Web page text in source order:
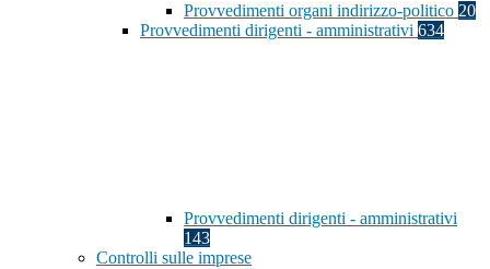
Provvedimenti organi indirizzo-politico 20
Provvedimenti dirigenti - amministrativi 634
Provvedimenti dirigenti - amministrativi
143
Controlli sulle imprese